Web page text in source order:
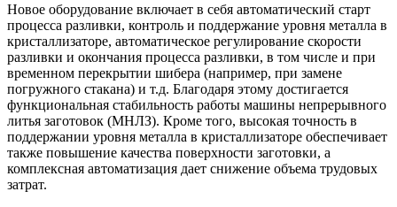
Новое оборудование включает в себя автоматический старт
процесса разливки, контроль и поддержание уровня металла в
кристаллизаторе, автоматическое регулирование скорости
разливки и окончания процесса разливки, в том числе и при
временном перекрытии шибера (например, при замене
погружного стакана) и т.д. Благодаря этому достигается
функциональная стабильность работы машины непрерывного
литья заготовок (МНЛЗ). Кроме того, высокая точность в
поддержании уровня металла в кристаллизаторе обеспечивает
также повышение качества поверхности заготовки, а
комплексная автоматизация дает снижение объема трудовых
затрат.